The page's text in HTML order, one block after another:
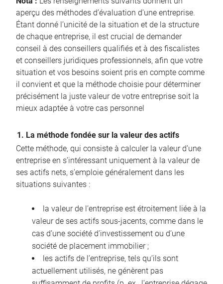
aperçu des méthodes d’évaluation d’une entreprise.
Étant donné l’unicité de la situation et de la structure
de chaque entreprise, il est crucial de demander
conseil à des conseillers qualifiés et à des fiscalistes
et conseillers juridiques professionnels, afin que votre
situation et vos besoins soient pris en compte comme
il convient et que la méthode choisie pour déterminer
précisément la juste valeur de votre entreprise soit la
mieux adaptée à votre cas personnel
1. La méthode fondée sur la valeur des actifs
Cette méthode, qui consiste à calculer la valeur d’une
entreprise en s’intéressant uniquement à la valeur de
ses actifs nets, s’emploie généralement dans les
situations suivantes :
la valeur de l’entreprise est étroitement liée à la
valeur de ses actifs sous-jacents, comme dans le
cas d’une société d’investissement ou d’une
société de placement immobilier ;
les actifs de l’entreprise, tels qu’ils sont
actuellement utilisés, ne génèrent pas